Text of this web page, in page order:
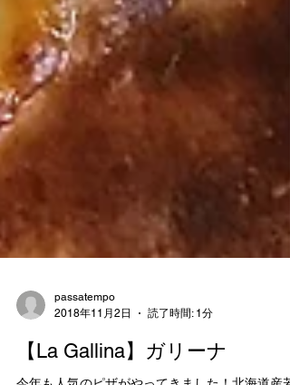
passatempo